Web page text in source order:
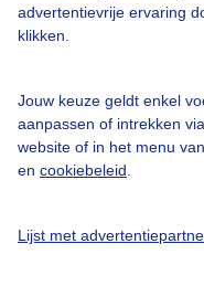
advertentievrije ervaring
klikken.
Jouw keuze geldt enkel
aanpassen of intrekken
website of in het menu
en cookiebeleid
Lijst met
Contact
Adverteren
Buienradar Team
Cookie beleid